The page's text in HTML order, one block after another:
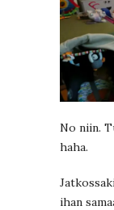
No niin.
haha.
ihan